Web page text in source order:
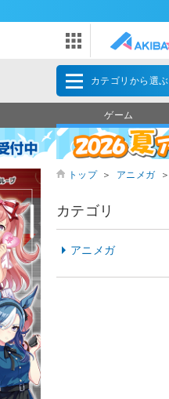
カテゴリから選ぶ
ゲーム
トップ ＞ アニメガ ＞
カテゴリ
アニメガ